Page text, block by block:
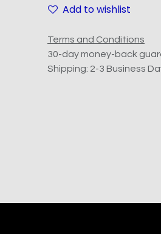
Add to wishlist
Terms and Conditions
30-day money-back
Shipping: 2-3 Business